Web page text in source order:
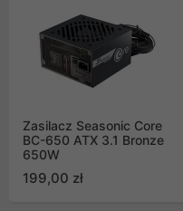
Zasilacz Seasonic Core
BC-650 ATX 3.1 Bronze
650W
199,00 zł